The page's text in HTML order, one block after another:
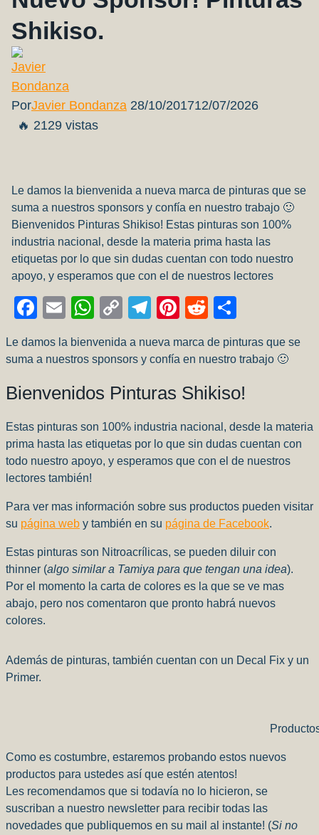
Shikiso.
PorJavier Bondanza 28/10/201712/07/2026
🔥 2129 vistas
Le damos la bienvenida a nueva marca de pinturas que se
suma a nuestros sponsors y confía en nuestro trabajo 🙂
Bienvenidos Pinturas Shikiso! Estas pinturas son 100%
industria nacional, desde la materia prima hasta las
etiquetas por lo que sin dudas cuentan con todo nuestro
apoyo, y esperamos que con el de nuestros lectores
Facebook
EmailWhatsApp
CopyTelegram
Pinterest
Reddit
Le damos la bienvenida a nueva marca de pinturas que se
suma a nuestros sponsors y confía en nuestro trabajo 🙂
Bienvenidos Pinturas Shikiso!
Estas pinturas son 100% industria nacional, desde la materia
prima hasta las etiquetas por lo que sin dudas cuentan con
todo nuestro apoyo, y esperamos que con el de nuestros
lectores también!
Para ver mas información sobre sus productos pueden visitar
su página web y también en su página de Facebook.
Estas pinturas son Nitroacrílicas, se pueden diluir con
thinner (algo similar a Tamiya para que tengan una idea).
Por el momento la carta de colores es la que se ve mas
abajo, pero nos comentaron que pronto habrá nuevos
colores.
Además de pinturas, también cuentan con un Decal Fix y un
Primer.
Como es costumbre, estaremos probando estos nuevos
productos para ustedes así que estén atentos!
Les recomendamos que si todavía no lo hicieron, se
suscriban a nuestro newsletter para recibir todas las
novedades que publiquemos en su mail al instante! (Si no